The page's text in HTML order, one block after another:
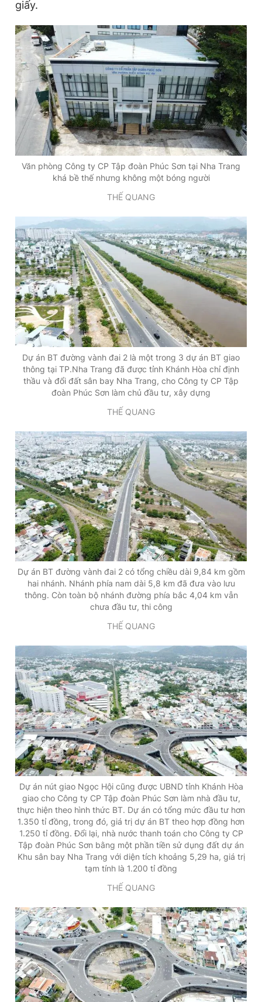
giấy.
Văn phòng Công ty CP Tập đoàn Phúc Sơn tại Nha Trang
khá bề thế nhưng không một bóng người
THẾ QUANG
Dự án BT đường vành đai 2 là một trong 3 dự án BT giao
thông tại TP.Nha Trang đã được tỉnh Khánh Hòa chỉ định
thầu và đổi đất sân bay Nha Trang, cho Công ty CP Tập
đoàn Phúc Sơn làm chủ đầu tư, xây dựng
THẾ QUANG
Dự án BT đường vành đai 2 có tổng chiều dài 9,84 km gồm
hai nhánh. Nhánh phía nam dài 5,8 km đã đưa vào lưu
thông. Còn toàn bộ nhánh đường phía bắc 4,04 km vẫn
chưa đầu tư, thi công
THẾ QUANG
Dự án nút giao Ngọc Hội cũng được UBND tỉnh Khánh Hòa
giao cho Công ty CP Tập đoàn Phúc Sơn làm nhà đầu tư,
thực hiện theo hình thức BT. Dự án có tổng mức đầu tư hơn
1.350 tỉ đồng, trong đó, giá trị dự án BT theo hợp đồng hơn
1.250 tỉ đồng. Đổi lại, nhà nước thanh toán cho Công ty CP
Tập đoàn Phúc Sơn bằng một phần tiền sử dụng đất dự án
Khu sân bay Nha Trang với diện tích khoảng 5,29 ha, giá trị
tạm tính là 1.200 tỉ đồng
THẾ QUANG